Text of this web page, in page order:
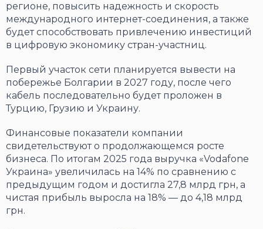
регионе, повысить надежность и скорость
международного интернет-соединения, а также
будет способствовать привлечению инвестиций
в цифровую экономику стран-участниц.
Первый участок сети планируется вывести на
побережье Болгарии в 2027 году, после чего
кабель последовательно будет проложен в
Турцию, Грузию и Украину.
Финансовые показатели компании
свидетельствуют о продолжающемся росте
бизнеса. По итогам 2025 года выручка «Vodafone
Украина» увеличилась на 14% по сравнению с
предыдущим годом и достигла 27,8 млрд грн, а
чистая прибыль выросла на 18% — до 4,18 млрд
грн.